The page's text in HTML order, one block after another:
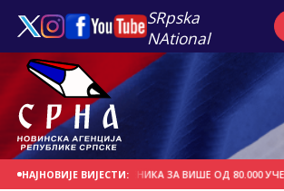
SRpska
NAtional
НАЈНОВИЈЕ ВИЈЕСТИ:
БЕСПЛАТНИХ УЏБЕНИКА ЗА ВИШЕ ОД 80.000 УЧЕНИКА